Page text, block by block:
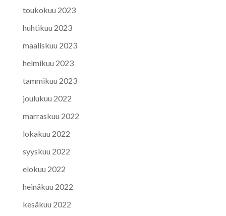
toukokuu 2023
huhtikuu 2023
maaliskuu 2023
helmikuu 2023
tammikuu 2023
joulukuu 2022
marraskuu 2022
lokakuu 2022
syyskuu 2022
elokuu 2022
heinäkuu 2022
kesäkuu 2022